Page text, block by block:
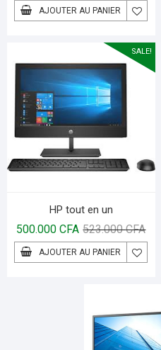
AJOUTER AU PANIER
SALE!
HP tout en un
523.000CFA
500.000CFA
AJOUTER AU PANIER